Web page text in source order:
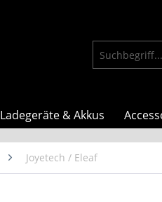
Ladegeräte & Akkus
Joyetech / Eleaf